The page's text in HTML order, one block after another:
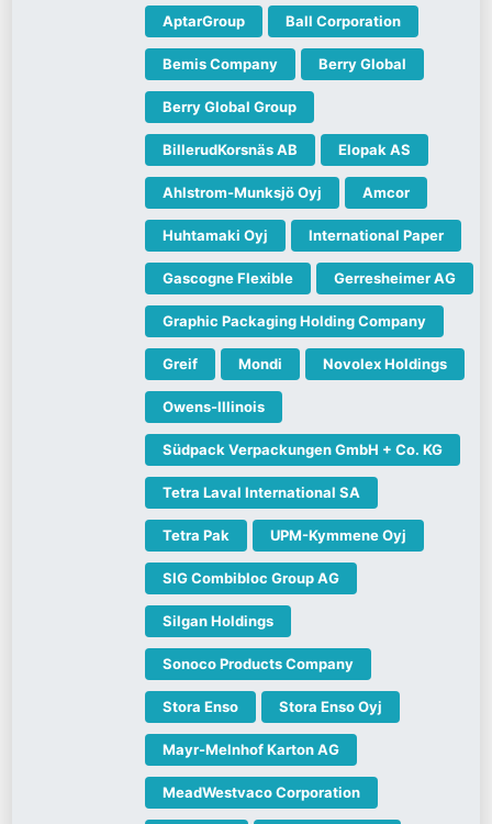
AptarGroup Ball Corporation
Bemis Company Berry Global
Berry Global Group
BillerudKorsnäs AB Elopak AS
Ahlstrom-Munksjö Oyj Amcor
Huhtamaki Oyj International Paper
Gascogne Flexible Gerresheimer AG
Graphic Packaging Holding Company
Greif Mondi Novolex Holdings
Owens-Illinois
Südpack Verpackungen GmbH + Co. KG
Tetra Laval International SA
Tetra Pak UPM-Kymmene Oyj
SIG Combibloc Group AG
Silgan Holdings
Sonoco Products Company
Stora Enso Stora Enso Oyj
Mayr-Melnhof Karton AG
MeadWestvaco Corporation